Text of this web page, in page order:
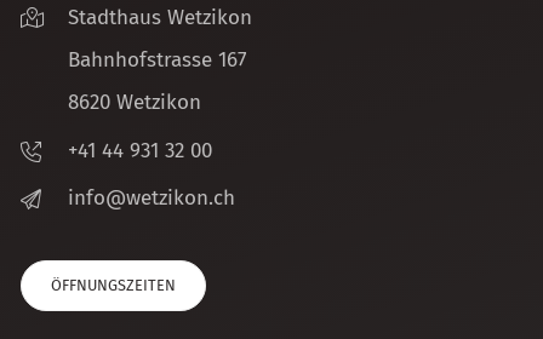
Stadthaus Wetzikon
Bahnhofstrasse 167
8620 Wetzikon
+41 44 931 32 00
nf
w tz k n ch
ÖFFNUNGSZEITEN